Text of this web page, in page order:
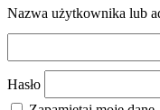
Nazwa użytkownika lub
Hasło